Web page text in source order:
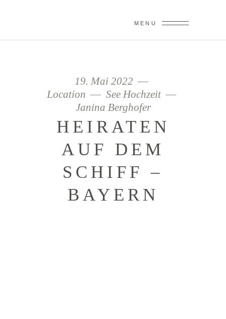
MENU
19. Mai 2022
Location
See Hochzeit
Janina Berghofer
HEIRATEN
AUF DEM
SCHIFF –
BAYERN